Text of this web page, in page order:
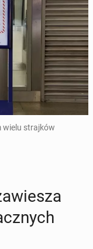
wielu strajków